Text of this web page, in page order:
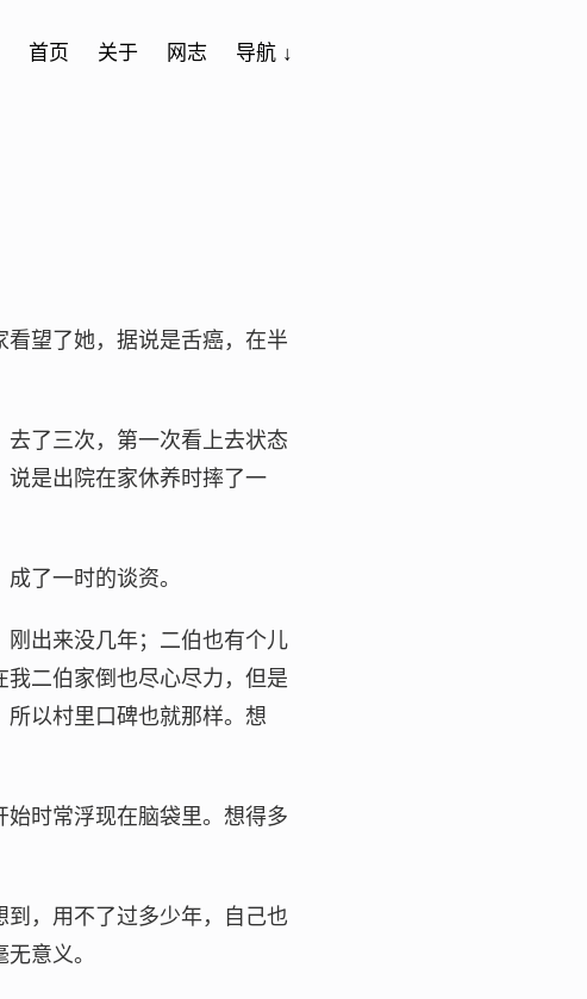
首页 关于 网志 导航 ↓
望了她，据说是舌癌，在半
了三次，第一次看上去状态
说是出院在家休养时摔了一
了一时的谈资。
出来没几年；二伯也有个儿
二伯家倒也尽心尽力，但是
以村里口碑也就那样。想
时常浮现在脑袋里。想得多
，用不了过多少年，自己也
意义。